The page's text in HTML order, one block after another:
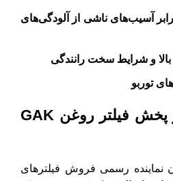
آسیب‌های ناشی از آلودگی‌های
بالا و شرایط سخت رانندگی
توربو
نمایندگی فروش و پخش فیلتر روغن GAK
نماینده رسمی فروش فیلترهای